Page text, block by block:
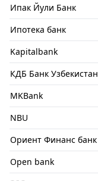
Ипак Йули Банк
Ипотека банк
Kapitalbank
КДБ Банк Узбекистан
MKBank
NBU
Ориент Финанс банк
Open bank